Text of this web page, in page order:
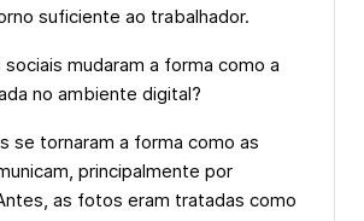
suficiente ao trabalhador.
mudaram a forma como a
no ambiente digital?
se tornaram a forma como as
principalmente por
as fotos eram tratadas como